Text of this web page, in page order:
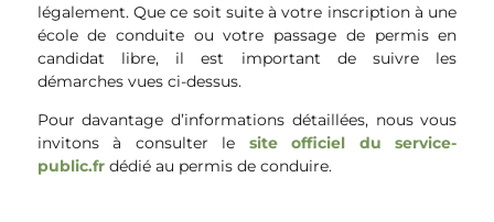
légalement. Que ce soit suite à votre inscription à une
école de conduite ou votre passage de permis en
candidat libre, il est important de suivre les
démarches vues ci-dessus.
Pour davantage d’informations détaillées, nous vous
invitons à consulter le site officiel du service-
public.frdédié au permis de conduire.